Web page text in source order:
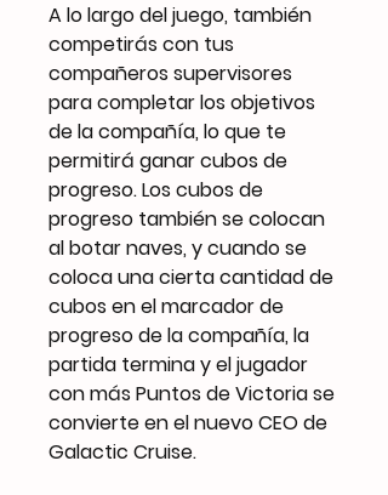
A lo largo del juego, también
competirás con tus
compañeros supervisores
para completar los objetivos
de la compañía, lo que te
permitirá ganar cubos de
progreso. Los cubos de
progreso también se colocan
al botar naves, y cuando se
coloca una cierta cantidad de
cubos en el marcador de
progreso de la compañía, la
partida termina y el jugador
con más Puntos de Victoria se
convierte en el nuevo CEO de
Galactic Cruise.